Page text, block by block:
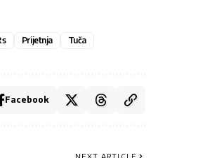
Prijetnja Tuča
Facebook